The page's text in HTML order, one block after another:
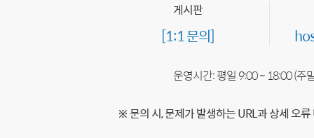
게시판
[1:1 문의]
운영시간: 평일 9:00 ~ 18:00 (주
※ 문의 시, 문제가 발생하는 URL과 상세 오